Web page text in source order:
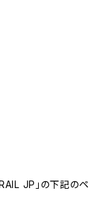
JP」の下記のペ